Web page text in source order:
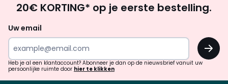
zoek
inspiratie
verrassingen?
20€ KORTING* op je eerste bestelling.
Uw email
OK
Heb je al een klantaccount? Abonneer je dan op de nieuwsbrief vanuit uw
persoonlijke ruimte door hier te klikken